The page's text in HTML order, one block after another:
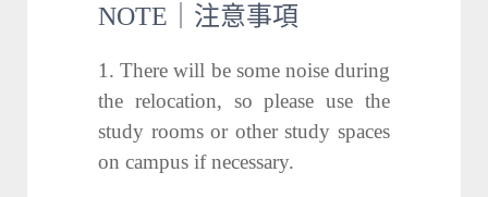
NOTE｜注意事項
1. There will be some noise during
the relocation, so please use the
study rooms or other study spaces
on campus if necessary.